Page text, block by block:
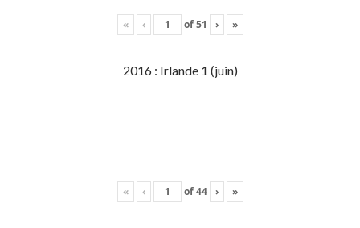
« ‹ of51 › »
2016 : Irlande 1 (juin)
« ‹ of44 › »